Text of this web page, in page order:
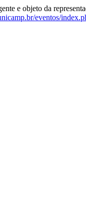
e objeto da
eventos/